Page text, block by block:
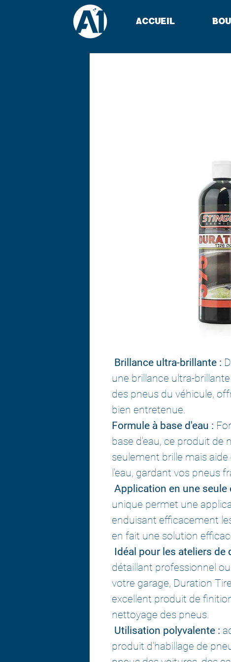
Accueil
Brillance ultra-brillante :
une brillance ultra-
des pneus du véhicule,
bien entretenue.
Formule à base d'eau :
base d'eau, ce produit de
seulement brille mais
l'eau, gardant vos pneus
Application en une seule
unique permet une
enduisant efficacement
en fait une solution
Idéal pour les ateliers de
détaillant professionnel
votre garage, Duration
excellent produit de
nettoyage des pneus.
Utilisation polyvalente :
produit d'habillage de